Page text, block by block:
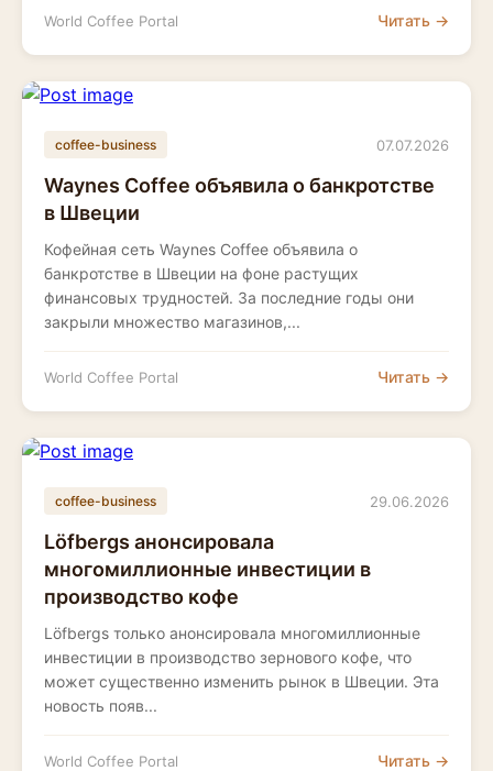
World Coffee Portal Читать →
coffee-business 07.07.2026
Waynes Coffee объявила о банкротстве
в Швеции
Кофейная сеть Waynes Coffee объявила о
банкротстве в Швеции на фоне растущих
финансовых трудностей. За последние годы они
закрыли множество магазинов,...
World Coffee Portal Читать →
coffee-business 29.06.2026
Löfbergs анонсировала
многомиллионные инвестиции в
производство кофе
Löfbergs только анонсировала многомиллионные
инвестиции в производство зернового кофе, что
может существенно изменить рынок в Швеции. Эта
новость появ...
World Coffee Portal Читать →